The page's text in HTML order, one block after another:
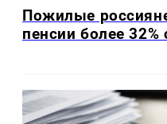
Пожилые
пенсии более 32%